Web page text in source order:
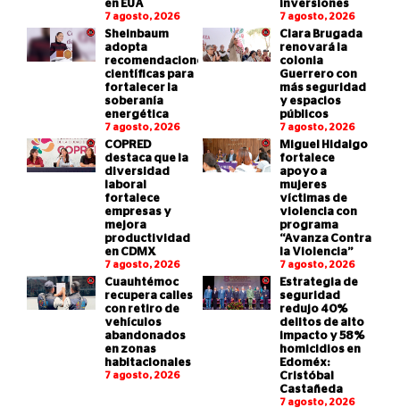
en EUA
7 agosto, 2026
inversiones
7 agosto, 2026
Sheinbaum
adopta
recomendaciones
científicas para
fortalecer la
soberanía
energética
7 agosto, 2026
Clara Brugada
renovará la
colonia
Guerrero con
más seguridad
y espacios
públicos
7 agosto, 2026
COPRED
destaca que la
diversidad
laboral
fortalece
empresas y
mejora
productividad
en CDMX
7 agosto, 2026
Miguel Hidalgo
fortalece
apoyo a
mujeres
víctimas de
violencia con
programa
“Avanza Contra
la Violencia”
7 agosto, 2026
Cuauhtémoc
recupera calles
con retiro de
vehículos
abandonados
en zonas
habitacionales
7 agosto, 2026
Estrategia de
seguridad
redujo 40%
delitos de alto
impacto y 58%
homicidios en
Edoméx:
Cristóbal
Castañeda
7 agosto, 2026